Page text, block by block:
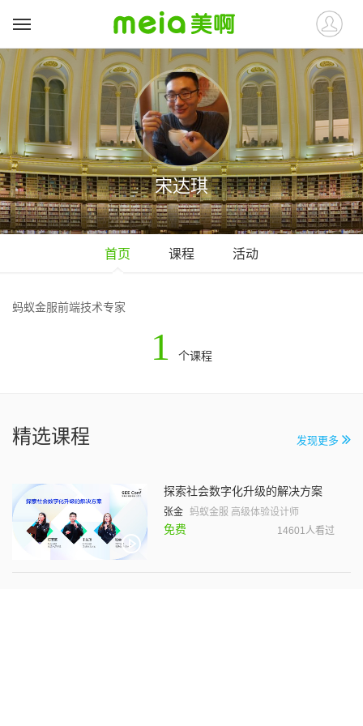
宋达琪
首页 课程 活动
蚂蚁金服前端技术专家
1 个课程
精选课程 发现更多
探索社会数字化升级的解决方案
张金 蚂蚁金服 高级体验设计师
免费 14601人看过